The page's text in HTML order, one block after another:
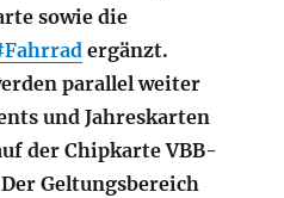
sowie die
ergänzt.
parallel weiter
und Jahreskarten
der Chipkarte VBB-
Geltungsbereich